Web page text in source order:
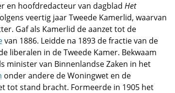
en hoofdredacteur van dagblad Het
veertig jaar Tweede Kamerlid, waarvan
Gaf als Kamerlid de aanzet tot de
van 1886. Leidde na 1893 de fractie van de
liberalen in de Tweede Kamer. Bekwaam
minister van Binnenlandse Zaken in het
onder andere de Woningwet en de
tot stand bracht. Formeerde in 1905 het